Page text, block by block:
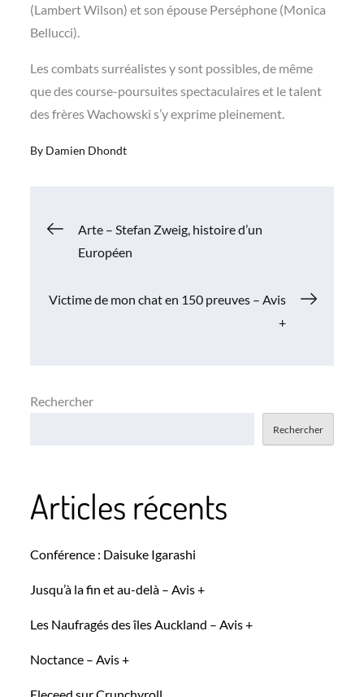
(Lambert Wilson) et son épouse Perséphone (Monica
Bellucci).
Les combats surréalistes y sont possibles, de même
que des course-poursuites spectaculaires et le talent
des frères Wachowski s’y exprime pleinement.
By Damien Dhondt
Navigation
Arte – Stefan Zweig, histoire d’un
Européen
Victime de mon chat en 150 preuves – Avis
+
Rechercher
Rechercher
Articles récents
Conférence : Daisuke Igarashi
Jusqu’à la fin et au-delà – Avis +
Les Naufragés des îles Auckland – Avis +
Noctance – Avis +